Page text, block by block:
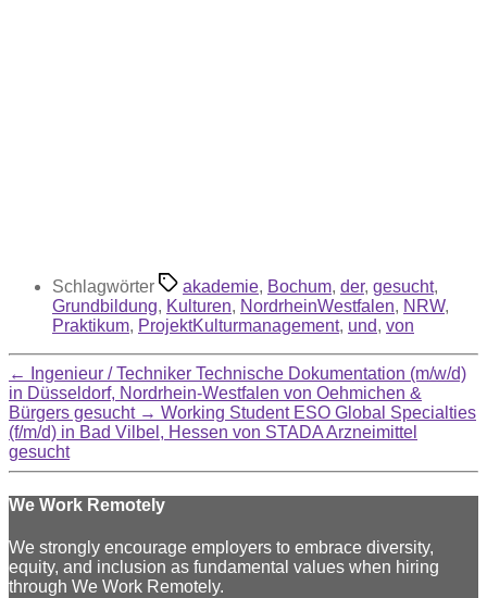
Schlagwörter akademie, Bochum, der, gesucht,
Grundbildung, Kulturen, NordrheinWestfalen, NRW,
Praktikum, ProjektKulturmanagement, und, von
←
Ingenieur / Techniker Technische Dokumentation (m/w/d)
in Düsseldorf, Nordrhein-Westfalen von Oehmichen &
Bürgers gesucht → Working Student ESO Global Specialties
(f/m/d) in Bad Vilbel, Hessen von STADA Arzneimittel
gesucht
We Work Remotely
We strongly encourage employers to embrace diversity,
equity, and inclusion as fundamental values when hiring
through We Work Remotely.